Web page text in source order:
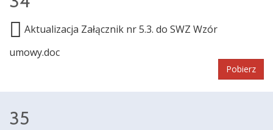
Aktualizacja Załącznik nr 5.3. do SWZ Wzór
umowy.doc
Pobierz
35